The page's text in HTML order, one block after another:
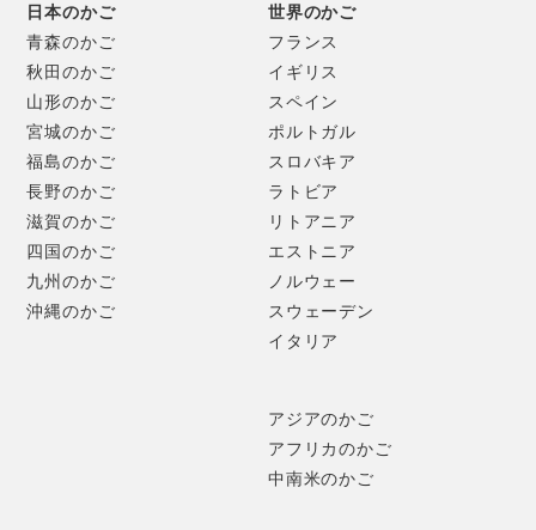
日本のかご
青森のかご
秋田のかご
山形のかご
宮城のかご
福島のかご
長野のかご
滋賀のかご
四国のかご
九州のかご
沖縄のかご
世界のかご
フランス
イギリス
スペイン
ポルトガル
スロバキア
ラトビア
リトアニア
エストニア
ノルウェー
スウェーデン
イタリア
アジアのかご
アフリカのかご
中南米のかご